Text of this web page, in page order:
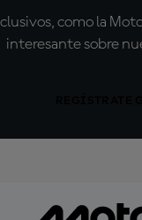
como la
interesante sobre